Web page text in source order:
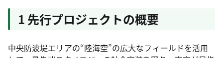
1 先行プロジェクトの概要
中央防波堤エリアの“陸海空”の広大なフィールドを活用